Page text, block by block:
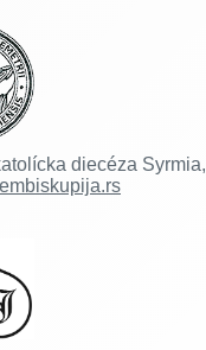
diecéza Syrmia,